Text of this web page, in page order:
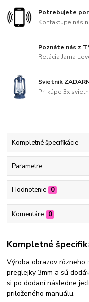
Potrebujete
Kontaktujte nás
Poznáte nás z
Relácia Jama
Svietnik
Pri kúpe 3x
Kompletné špecifikácie
Parametre
Hodnotenie 0
Komentáre 0
Kompletné
Výroba obrazov rôzneho
preglejky 3mm a sú
si po dodaní následne
priloženého manuálu.